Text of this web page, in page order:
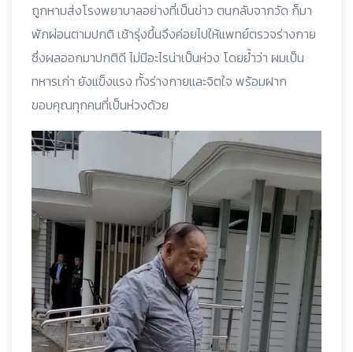
ถูกหามส่งโรงพยาบาลอย่างที่เป็นข่าว ตนกลับจากวัด ก็มา
พักผ่อนตามปกติ เช้ารุ่งขึ้นจึงค่อยไปให้แพทย์ตรวจร่างกาย
ซึ่งผลออกมาปกติดี ไม่มีอะไรน่าเป็นห่วง โดยย้ำว่า ผมเป็น
ทหารเก่า ยังแข็งแรง ทั้งร่างกายและจิตใจ พร้อมฝาก
ขอบคุณทุกคนที่เป็นห่วงด้วย